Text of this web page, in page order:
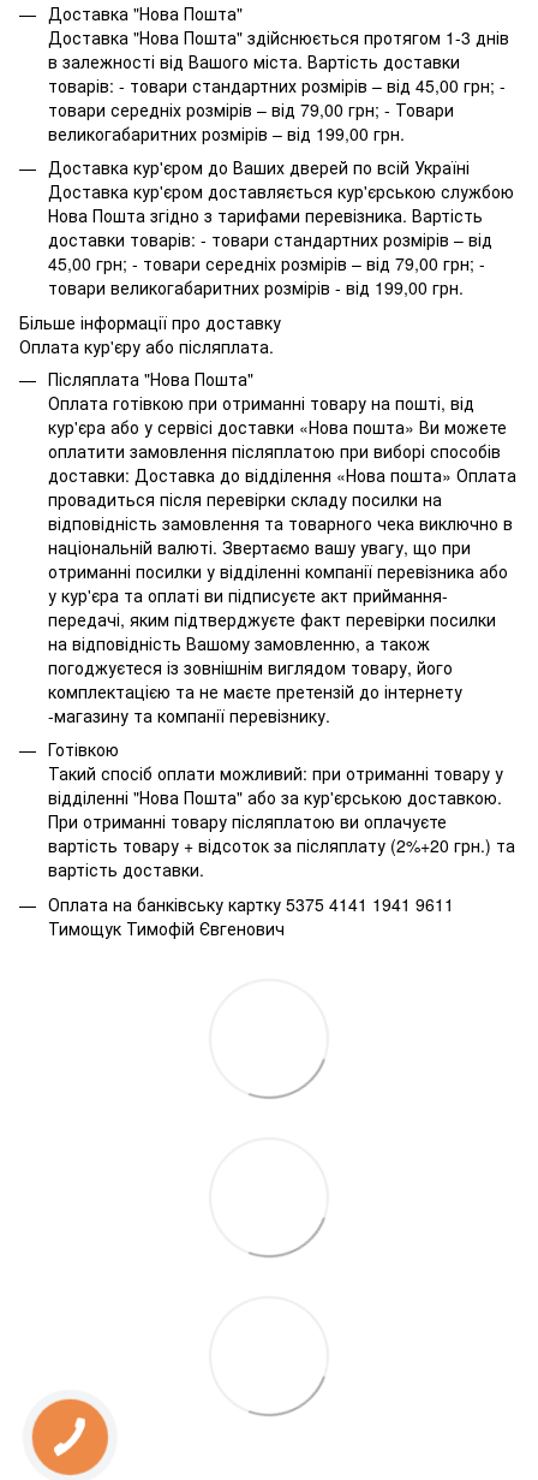
Доставка "Нова Пошта"
Доставка "Нова Пошта" здійснюється протягом 1-3 днів
в залежності від Вашого міста. Вартість доставки
товарів: - товари стандартних розмірів – від 45,00 грн; -
товари середніх розмірів – від 79,00 грн; - Товари
великогабаритних розмірів – від 199,00 грн.
Доставка кур'єром до Ваших дверей по всій Україні
Доставка кур'єром доставляється кур'єрською службою
Нова Пошта згідно з тарифами перевізника. Вартість
доставки товарів: - товари стандартних розмірів – від
45,00 грн; - товари середніх розмірів – від 79,00 грн; -
товари великогабаритних розмірів - від 199,00 грн.
Більше інформації про доставку
Оплата кур'єру або післяплата.
Післяплата "Нова Пошта"
Оплата готівкою при отриманні товару на пошті, від
кур'єра або у сервісі доставки «Нова пошта» Ви можете
оплатити замовлення післяплатою при виборі способів
доставки: Доставка до відділення «Нова пошта» Оплата
провадиться після перевірки складу посилки на
відповідність замовлення та товарного чека виключно в
національній валюті. Звертаємо вашу увагу, що при
отриманні посилки у відділенні компанії перевізника або
у кур'єра та оплаті ви підписуєте акт приймання-
передачі, яким підтверджуєте факт перевірки посилки
на відповідність Вашому замовленню, а також
погоджуєтеся із зовнішнім виглядом товару, його
комплектацією та не маєте претензій до інтернету
-магазину та компанії перевізнику.
Готівкою
Такий спосіб оплати можливий: при отриманні товару у
відділенні "Нова Пошта" або за кур'єрською доставкою.
При отриманні товару післяплатою ви оплачуєте
вартість товару + відсоток за післяплату (2%+20 грн.) та
вартість доставки.
Оплата на банківську картку 5375 4141 1941 9611
Тимощук Тимофій Євгенович